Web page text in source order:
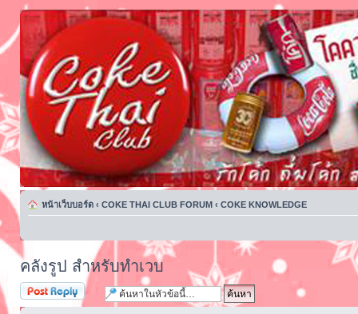
หน้าเว็บบอร์ด ‹ COKE THAI CLUB FORUM ‹ COKE KNOWLEDGE
คลังรูป สำหรับทำเวบ
ตอบกระทู้